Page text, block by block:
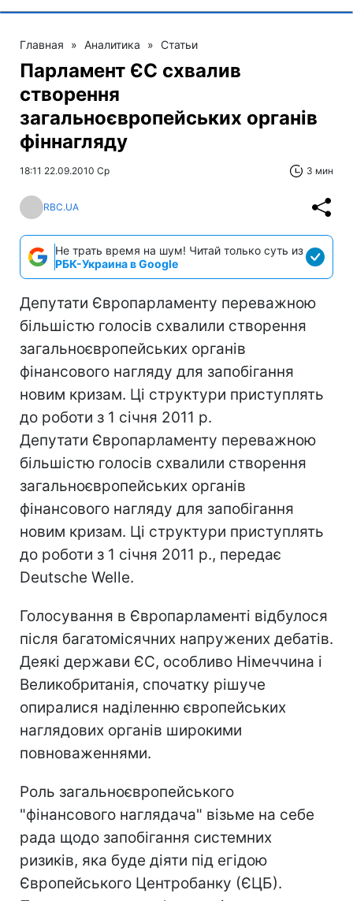
Главная » Аналитика » Статьи
Парламент ЄС схвалив
створення
загальноєвропейських органів
фіннагляду
18:11 22.09.2010 Ср 3 мин
RBC.UA
Не трать время на шум! Читай только суть из
РБК-Украина в Google
Депутати Європарламенту переважною
більшістю голосів схвалили створення
загальноєвропейських органів
фінансового нагляду для запобігання
новим кризам. Ці структури приступлять
до роботи з 1 січня 2011 р.
Депутати Європарламенту переважною
більшістю голосів схвалили створення
загальноєвропейських органів
фінансового нагляду для запобігання
новим кризам. Ці структури приступлять
до роботи з 1 січня 2011 р., передає
Deutsche Welle.
Голосування в Європарламенті відбулося
після багатомісячних напружених дебатів.
Деякі держави ЄС, особливо Німеччина і
Великобританія, спочатку рішуче
опиралися наділенню європейських
наглядових органів широкими
повноваженнями.
Роль загальноєвропейського
"фінансового наглядача" візьме на себе
рада щодо запобігання системних
ризиків, яка буде діяти під егідою
Європейського Центробанку (ЄЦБ).